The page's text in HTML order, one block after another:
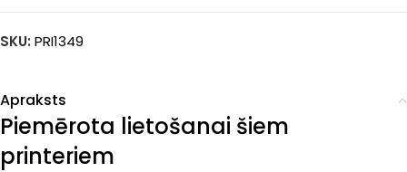
SKU: PRI1349
Apraksts
Piemērota lietošanai šiem
printeriem